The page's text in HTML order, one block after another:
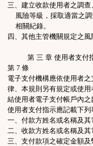
三、建立收款使用者之調
風險等級，採取適當之調
相關紀錄。
四、其他主管機關規定之風
第 三 章 使用者支付
第 7 條
電子支付機構應依使用者
律、本規則另有規定或使
結使用者電子支付帳戶內之
使用者支付指示應記載下列
一、付款方姓名或名稱及其
二、收款方姓名或名稱及其
三、支付款項之確定金額及